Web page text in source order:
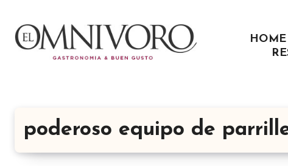
contenido
HOME
poderoso equipo de